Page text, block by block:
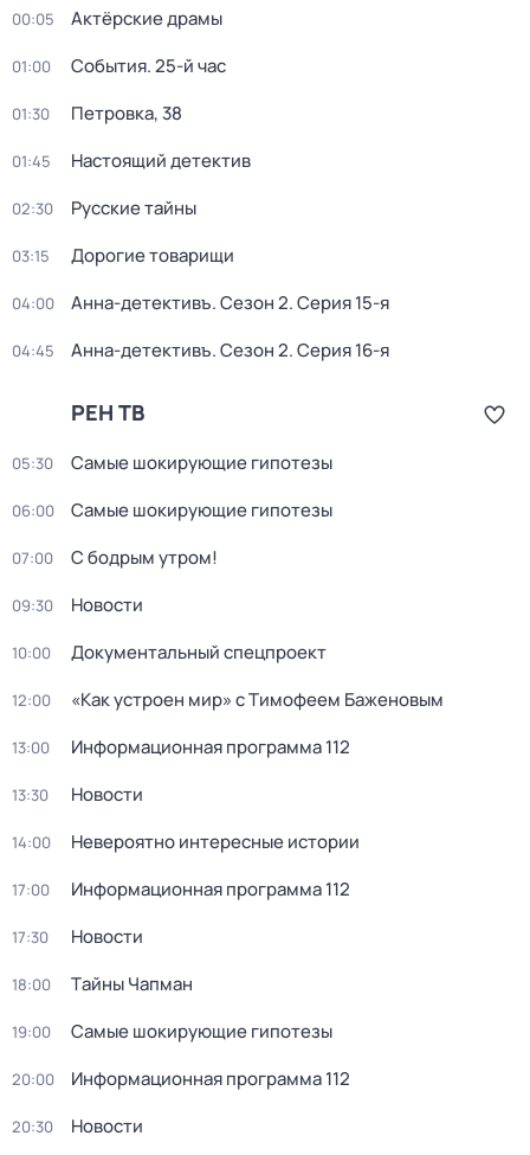
00:05 Актёрские драмы
01:00 События. 25-й час
01:30 Петровка, 38
01:45 Настоящий детектив
02:30 Русские тайны
03:15 Дорогие товарищи
04:00 Анна-детективъ. Сезон 2. Серия 15-я
04:45 Анна-детективъ. Сезон 2. Серия 16-я
РЕН ТВ
05:30 Самые шoкиpующие гипотезы
06:00 Самые шoкиpующие гипотезы
07:00 С бодрым утром!
09:30 Новости
10:00 Документальный спецпроект
12:00 «Как устроен мир» с Тимофеем Баженовым
13:00 Информационная программа 112
13:30 Новости
14:00 Невероятно интересные истории
17:00 Информационная программа 112
17:30 Новости
18:00 Тaйны Чапман
19:00 Самые шoкиpующие гипотезы
20:00 Информационная программа 112
20:30 Новости